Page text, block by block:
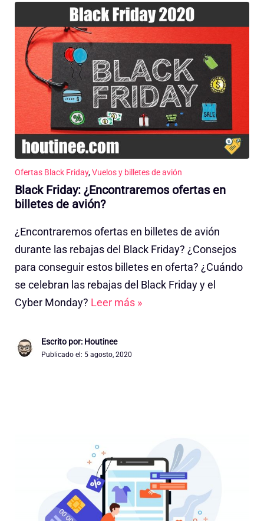
Ofertas Black Friday,Vuelos y billetes de avión
Black Friday: ¿Encontraremos ofertas en
billetes de avión?
¿Encontraremos ofertas en billetes de avión
durante las rebajas del Black Friday? ¿Consejos
para conseguir estos billetes en oferta? ¿Cuándo
se celebran las rebajas del Black Friday y el
Cyber Monday? Leer más »
Escrito por: Houtinee
Publicado el: 5 agosto, 2020